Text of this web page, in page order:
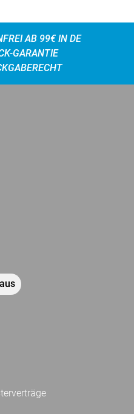
AB 99€ IN DE
GARANTIE